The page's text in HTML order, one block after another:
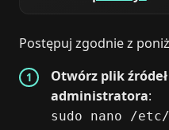
Postępuj zgodnie z
Otwórz plik
administratora:
sudo nano /